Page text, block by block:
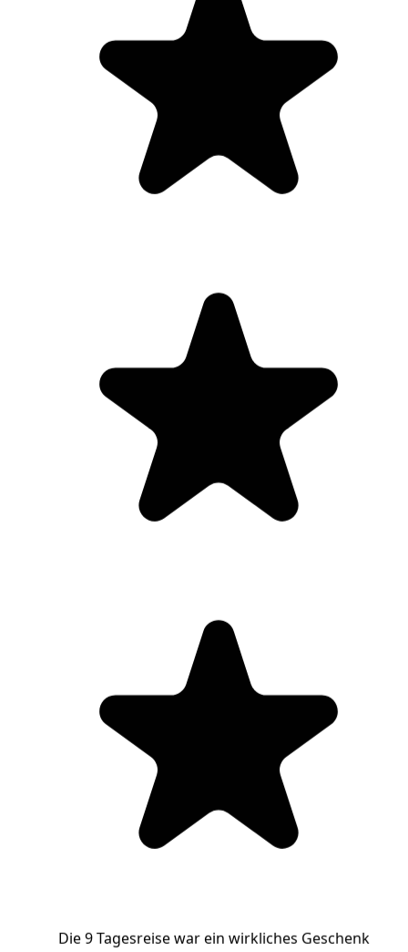
Die 9 Tagesreise war ein wirkliches Geschenk
und ein Türöffner in mein eigenes Selbst.
Vielen Dank für die professionelle Gestaltung.